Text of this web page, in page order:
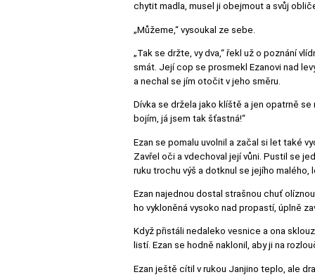
chytit madla, musel ji obejmout a svůj
„Můžeme,“ vysoukal ze sebe.
„Tak se držte, vy dva,“ řekl už o poznání
smát. Její cop se prosmekl Ezanovi nad
a nechal se jím otočit v jeho směru.
Dívka se držela jako klíště a jen opatrně se
bojím, já jsem tak šťastná!“
Ezan se pomalu uvolnil a začal si let také
Zavřel oči a vdechoval její vůni. Pustil se
ruku trochu výš a dotknul se jejího malého,
Ezan najednou dostal strašnou chuť
ho vykloněná vysoko nad propastí, úplně
Když přistáli nedaleko vesnice a ona
listí. Ezan se hodně naklonil, aby ji na
Ezan ještě cítil v rukou Janjino teplo, ale